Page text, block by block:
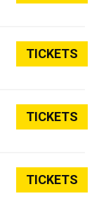
TICKETS
TICKETS
TICKETS